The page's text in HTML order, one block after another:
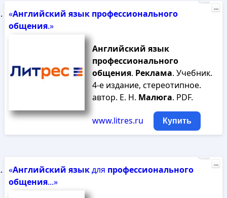
«Английский язык профессионального
общения.»
Английский язык
профессионального
общения. Реклама. Учебник.
4-е издание, стереотипное.
автор. Е. Н. Малюга. PDF.
www.litres.ru Купить
Реклама
...
«Английский языкдля профессионального
общения...»
Реклама
...